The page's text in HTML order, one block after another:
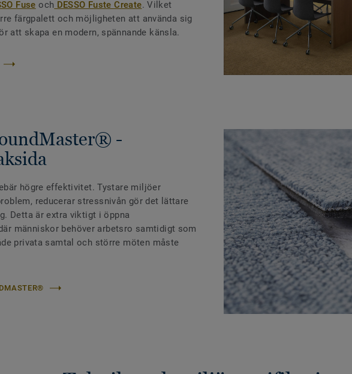
Fuse och DESSO Fuste Create. Vilket
färgpalett och möjligheten att använda sig
att skapa en modern, spännande känsla.
-
högre effektivitet. Tystare miljöer
reducerar stressnivån gör det lättare
Detta är extra viktigt i öppna
människor behöver arbetsro samtidigt som
privata samtal och större möten måste